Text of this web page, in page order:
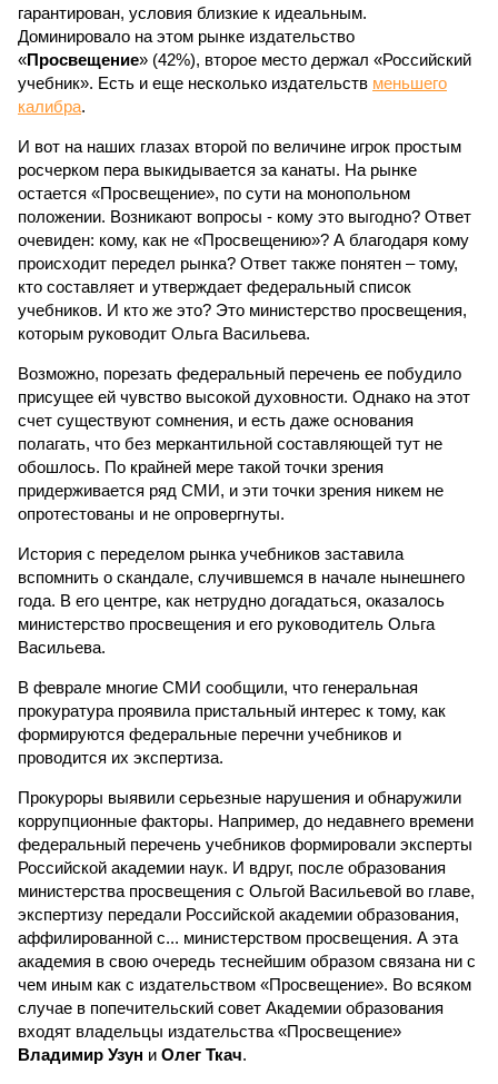
гарантирован, условия близкие к идеальным.
Доминировало на этом рынке издательство
«Просвещение» (42%), второе место держал «Российский
учебник». Есть и еще несколько издательств меньшего
калибра.
И вот на наших глазах второй по величине игрок простым
росчерком пера выкидывается за канаты. На рынке
остается «Просвещение», по сути на монопольном
положении. Возникают вопросы - кому это выгодно? Ответ
очевиден: кому, как не «Просвещению»? А благодаря кому
происходит передел рынка? Ответ также понятен – тому,
кто составляет и утверждает федеральный список
учебников. И кто же это? Это министерство просвещения,
которым руководит Ольга Васильева.
Возможно, порезать федеральный перечень ее побудило
присущее ей чувство высокой духовности. Однако на этот
счет существуют сомнения, и есть даже основания
полагать, что без меркантильной составляющей тут не
обошлось. По крайней мере такой точки зрения
придерживается ряд СМИ, и эти точки зрения никем не
опротестованы и не опровергнуты.
История с переделом рынка учебников заставила
вспомнить о скандале, случившемся в начале нынешнего
года. В его центре, как нетрудно догадаться, оказалось
министерство просвещения и его руководитель Ольга
Васильева.
В феврале многие СМИ сообщили, что генеральная
прокуратура проявила пристальный интерес к тому, как
формируются федеральные перечни учебников и
проводится их экспертиза.
Прокуроры выявили серьезные нарушения и обнаружили
коррупционные факторы. Например, до недавнего времени
федеральный перечень учебников формировали эксперты
Российской академии наук. И вдруг, после образования
министерства просвещения с Ольгой Васильевой во главе,
экспертизу передали Российской академии образования,
аффилированной с... министерством просвещения. А эта
академия в свою очередь теснейшим образом связана ни с
чем иным как с издательством «Просвещение». Во всяком
случае в попечительский совет Академии образования
входят владельцы издательства «Просвещение»
Владимир Узун и Олег Ткач.